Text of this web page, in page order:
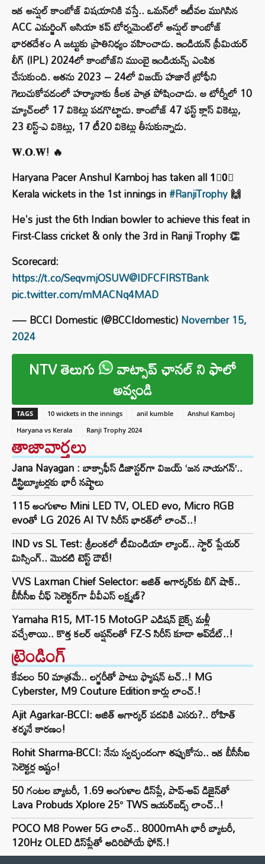
ఇక అన్షుల్ కాంబోజ్ విషయానికి వస్తే.. ఒమన్‌లో ఇటీవల ముగిసిన
ACC ఎమర్జింగ్ ఆసియా కప్ టోర్నమెంట్‌లో అన్షుల్ కాంబోజ్
భారతదేశం A జట్టుకు ప్రాతినిధ్యం వహించాడు. ఇండియన్ ప్రీమియర్
లీగ్ (IPL) 2024లో కాంబోజ్‌ని ముంబై ఇండియన్స్ ఎంపిక
చేసుకుంది. అతను 2023 – 24లో విజయ్ హజారే ట్రోఫీని
గెలుచుకోవడంలో హర్యానాకు కీలక పాత్ర పోషించాడు. ఆ టోర్నీలో 10
మ్యాచ్‌లలో 17 వికెట్లు పడగొట్టాడు. కాంబోజ్ 47 ఫస్ట్‌ క్లాస్ వికెట్లు,
23 లిస్ట్-ఎ వికెట్లు, 17 టీ20 వికెట్లు తీసుకున్నాడు.
𝐖.𝐎.𝐖! 🔥
Haryana Pacer Anshul Kamboj has taken all 1⃣0⃣
Kerala wickets in the 1st innings in#RanjiTrophy🙌
He's just the 6th Indian bowler to achieve this feat in
First-Class cricket & only the 3rd in Ranji Trophy 👏
Scorecard:
https://t.co/SeqvmjOSUW@IDFCFIRSTBank
pic.twitter.com/mMACNq4MAD
— BCCI Domestic (@BCCIdomestic)November 15,
2024
NTV తెలుగు వాట్సాప్ ఛానల్ ని ఫాలో
అవ్వండి
TAGS 10 wickets in the innings anil kumble
Anshul Kamboj
Haryana vs Kerala
Ranji Trophy 2024
తాజావార్తలు
Jana Nayagan : బాక్సాఫీస్ డిజాస్టర్‌గా విజయ్ ‘జన నాయగన్’..
డిస్ట్రిబ్యూటర్లకు భారీ నష్టాలు
115 అంగుళాల Mini LED TV, OLED evo, Micro RGB
evoతో LG 2026 AI TV సిరీస్ భారత్‌లో లాంచ్..!
IND vs SL Test: శ్రీలంకలో టీమిండియా ల్యాండ్.. స్టార్ ప్లేయర్
మిస్సింగ్.. మొదటి టెస్ట్ డౌటే!
VVS Laxman Chief Selector: అజిత్ అగార్కర్‌కు బిగ్ షాక్..
బీసీసీఐ చీఫ్ సెలెక్టర్‌గా వీవీఎస్ లక్ష్మణ్?
Yamaha R15, MT-15 MotoGP ఎడిషన్ బైక్స్ మళ్లీ
వచ్చేశాయి.. కొత్త కలర్ ఆప్షన్‌లతో FZ-S సిరీస్ కూడా అప్‌డేట్..!
ట్రెండింగ్‌
కేవలం 50 మాత్రమే.. లగ్జరీతో పాటు ఫ్యాషన్ టచ్..! MG
Cyberster, M9 Couture Edition కార్లు లాంచ్.!
Ajit Agarkar-BCCI: అజిత్ అగార్కర్ పదవికి ఎసరు?.. రోహిత్
శర్మనే కారణం!
Rohit Sharma-BCCI: నేను స్వచ్ఛందంగా తప్పుకోను.. ఇక బీసీసీఐ
సెలెక్టర్ల ఇష్టం!
50 గంటల బ్యాటరీ, 1.69 అంగుళాల డిస్‌ప్లే, పాప్-అప్ డిజైన్‌తో
Lava Probuds Xplore 25° TWS ఇయర్‌బడ్స్ లాంచ్..!
POCO M8 Power 5G లాంచ్.. 8000mAh భారీ బ్యాటరీ,
120Hz OLED డిస్‌ప్లేతో అదిరిపోయే ఫోన్.!